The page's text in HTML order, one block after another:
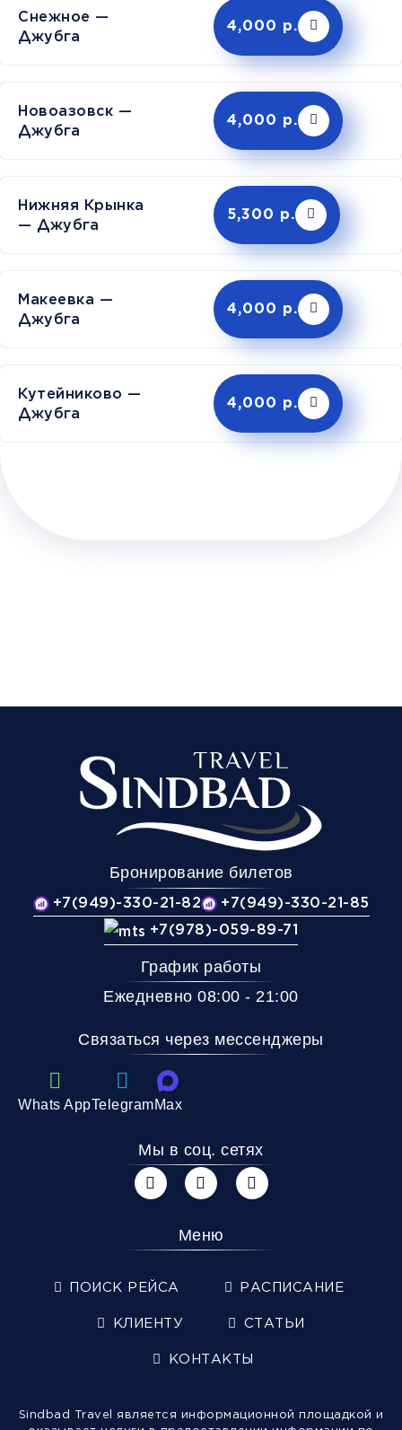
Снежное —
Джубга
4,000 р.
Новоазовск —
Джубга
4,000 р.
Нижняя Крынка
— Джубга
5,300 р.
Макеевка —
Джубга
4,000 р.
Кутейниково —
Джубга
4,000 р.
Бронирование билетов
+7(949)-330-21-82
+7(949)-330-21-85
+7(978)-059-89-71
График работы
Ежедневно 08:00 - 21:00
Связаться через мессенджеры
Whats AppTelegramMax
Мы в соц. сетях
Меню
ПОИСК РЕЙСА РАСПИСАНИЕ
КЛИЕНТУ СТАТЬИ
КОНТАКТЫ
Sindbad Travel является информационной площадкой и